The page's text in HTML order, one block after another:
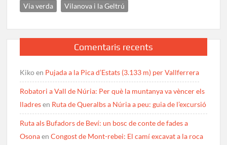
Via verda
Vilanova i la Geltrú
Comentaris recents
Kikoen Pujada a la Pica d’Estats (3.133 m) per Vallferrera
Robatori a Vall de Núria: Per què la muntanya va vèncer els
lladresen Ruta de Queralbs a Núria a peu: guia de l’excursió
Ruta als Bufadors de Beví: un bosc de conte de fades a
OsonaenCongost de Mont-rebei: El camí excavat a la roca